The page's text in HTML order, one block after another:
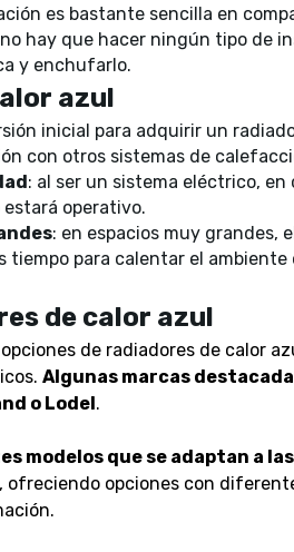
es bastante sencilla en
hay que hacer ningún tipo de
y enchufarlo.
azul
inicial para adquirir un
con otros sistemas de
: al ser un sistema eléctrico, en
operativo.
: en espacios muy grandes,
para calentar el ambiente
de calor azul
de radiadores de calor
Algunas marcas
o Lodel.
modelos que se adaptan a
ofreciendo opciones con